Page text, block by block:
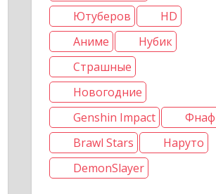
Ютуберов
HD
Аниме
Нубик
Страшные
Новогодние
Genshin Impact
Фнаф
Brawl Stars
Наруто
DemonSlayer